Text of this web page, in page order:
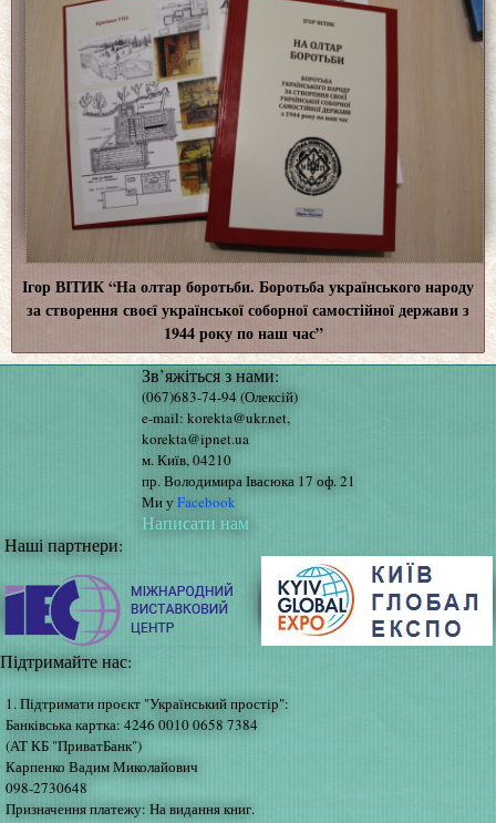
Ігор ВІТИК “На олтар боротьби. Боротьба українського народу
за створення своєї української соборної самостійної держави з
1944 року по наш час”
Зв’яжіться з нами:
(067)683-74-94 (Олексій)
e-mail: korekta@ukr.net,
korekta@ipnet.ua
м. Київ, 04210
пр. Володимира Івасюка 17 оф. 21
Ми уFacebook
Написати нам
Наші партнери:
Підтримайте нас:
1. Підтримати проєкт "Український простір":
Банківська картка: 4246 0010 0658 7384
(АТ КБ "ПриватБанк")
Карпенко Вадим Миколайович
098-2730648
Призначення платежу: На видання книг.